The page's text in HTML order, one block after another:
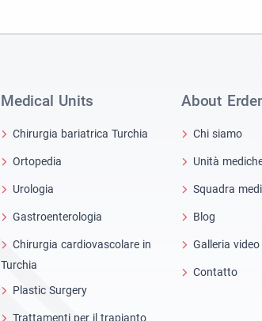
Medical Units
Chirurgia bariatrica Turchia
Ortopedia
Urologia
Gastroenterologia
Chirurgia cardiovascolare in
Turchia
Plastic Surgery
Trattamenti per il trapianto
About
Chi siamo
Unità
Squadra
Blog
Galleria video
Contatto